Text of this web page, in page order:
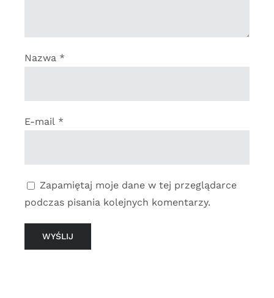
Nazwa *
E-mail *
Zapamiętaj moje dane w tej przeglądarce
podczas pisania kolejnych komentarzy.